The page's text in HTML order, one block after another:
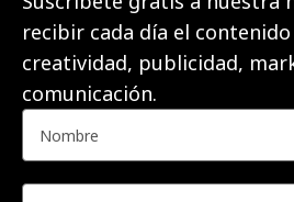
recibir cada día el
creatividad, publicidad,
comunicación.